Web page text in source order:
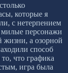
которые я
с нетерпением
персонажи
жизни, а озорной
способ
что графика
игра была